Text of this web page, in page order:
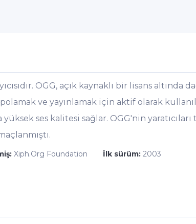
OGG, açık kaynaklı bir lisans altında
ve yayınlamak için aktif olarak
ses kalitesi sağlar. OGG'nin yaratıcıları
Xiph.Org Foundation İlk sürüm: 2003